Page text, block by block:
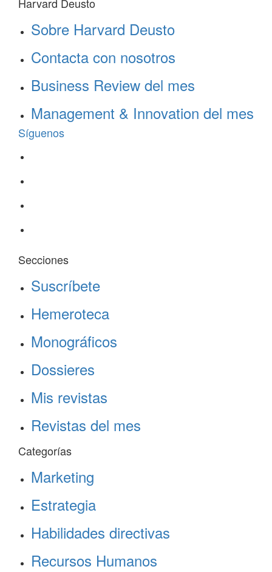
Harvard Deusto
Sobre Harvard Deusto
Contacta con nosotros
Business Review del mes
Management & Innovation del mes
Síguenos
Secciones
Suscríbete
Hemeroteca
Monográficos
Dossieres
Mis revistas
Revistas del mes
Categorías
Marketing
Estrategia
Habilidades directivas
Recursos Humanos